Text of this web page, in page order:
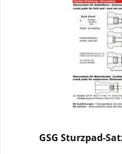
GSG Sturzpad-